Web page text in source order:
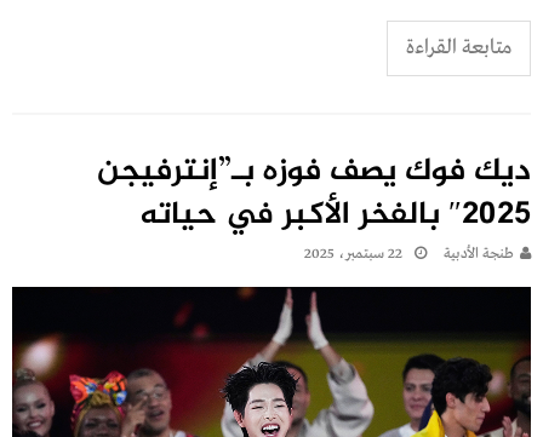
متابعة القراءة
ديك فوك يصف فوزه بـ”إنترفيجن
2025″ بالفخر الأكبر في حياته
طنجة الأدبية 22 سبتمبر، 2025